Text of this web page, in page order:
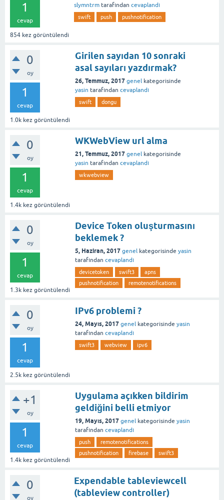
1
cevap
854 kez görüntülendi
slymntrm tarafından cevaplandı
swift push pushnotification
0
oy
1
cevap
1.0k kez görüntülendi
Girilen sayıdan 10 sonraki
asal sayıları yazdırmak?
26, Temmuz, 2017 genel kategorisinde
yasin tarafından cevaplandı
swift dongu
0
oy
1
cevap
1.4k kez görüntülendi
WKWebView url alma
21, Temmuz, 2017 genel kategorisinde
yasin tarafından cevaplandı
wkwebview
0
oy
1
cevap
1.3k kez görüntülendi
Device Token oluşturmasını
beklemek ?
5, Haziran, 2017 genel kategorisinde yasin
tarafından cevaplandı
devicetoken swift3
apns
pushnotification
remotenotifications
0
oy
1
cevap
2.5k kez görüntülendi
IPv6 problemi ?
24, Mayıs, 2017 genel kategorisinde yasin
tarafından cevaplandı
swift3 webview ipv6
+1
oy
1
cevap
1.4k kez görüntülendi
Uygulama açıkken bildirim
geldiğini belli etmiyor
19, Mayıs, 2017 genel kategorisinde yasin
tarafından cevaplandı
push
remotenotifications
pushnotification
firebase swift3
0
oy
Expendable tableviewcell
(tableview controller)